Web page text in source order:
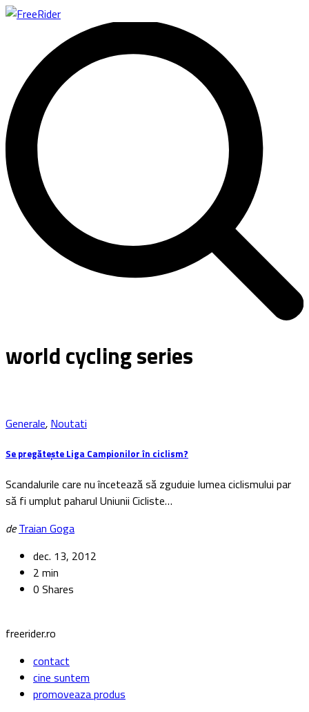
world cycling series
Generale, Noutati
Se pregătește Liga Campionilor în ciclism?
Scandalurile care nu încetează să zguduie lumea ciclismului par
să fi umplut paharul Uniunii Cicliste…
de Traian Goga
dec. 13, 2012
2 min
0 Shares
freerider.ro
contact
cine suntem
promoveaza produs